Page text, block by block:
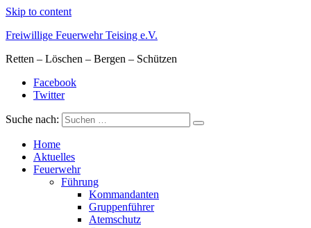
Skip to content
Freiwillige Feuerwehr Teising e.V.
Retten – Löschen – Bergen – Schützen
Facebook
Twitter
Suche nach:
Home
Aktuelles
Feuerwehr
Führung
Kommandanten
Gruppenführer
Atemschutz